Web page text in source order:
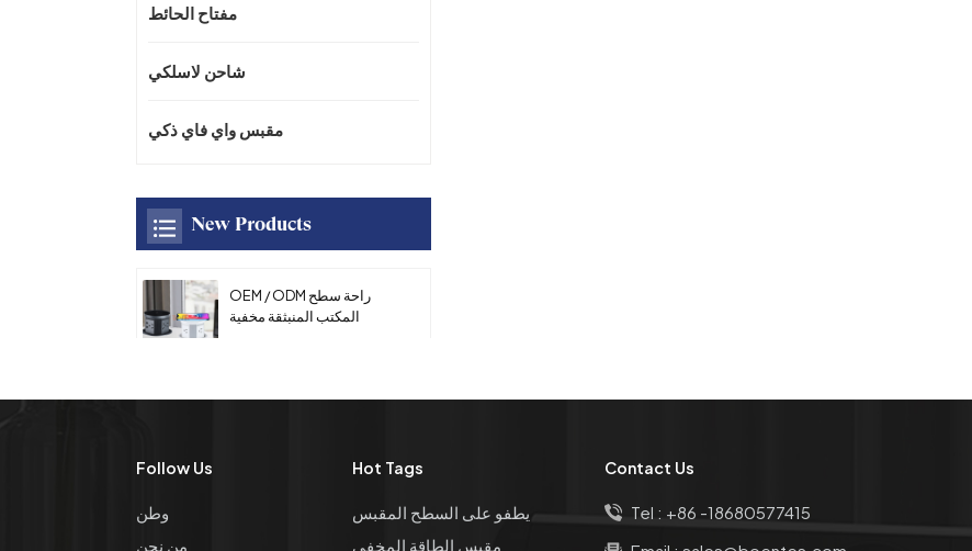
مفتاح الحائط
شاحن لاسلكي
مقبس واي فاي ذكي
New Products
OEM / ODM راحة سطح
المكتب المنبثقة مخفية
للمكتب
الوظائف المنبثقة طاولة
Follow Us
وطن
من نحن
Hot Tags
يطفو على السطح المقبس
مقبس الطاقة المخفي
Contact Us
Tel : +86 -18680577415